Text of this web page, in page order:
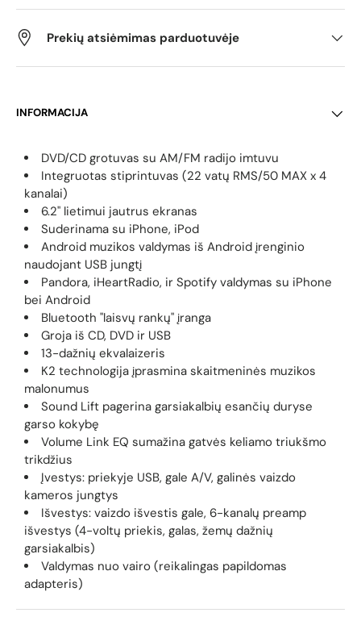
Prekių atsiėmimas parduotuvėje
INFORMACIJA
DVD/CD grotuvas su AM/FM radijo imtuvu
Integruotas stiprintuvas (22 vatų RMS/50 MAX x 4
kanalai)
6.2" lietimui jautrus ekranas
Suderinama su iPhone, iPod
Android muzikos valdymas iš Android įrenginio
naudojant USB jungtį
Pandora, iHeartRadio, ir Spotify valdymas su iPhone
bei Android
Bluetooth "laisvų rankų" įranga
Groja iš CD, DVD ir USB
13-dažnių ekvalaizeris
K2 technologija įprasmina skaitmeninės muzikos
malonumus
Sound Lift pagerina garsiakalbių esančių duryse
garso kokybę
Volume Link EQ sumažina gatvės keliamo triukšmo
trikdžius
Įvestys: priekyje USB, gale A/V, galinės vaizdo
kameros jungtys
Išvestys: vaizdo išvestis gale, 6-kanalų preamp
išvestys (4-voltų priekis, galas, žemų dažnių
garsiakalbis)
Valdymas nuo vairo (reikalingas papildomas
adapteris)